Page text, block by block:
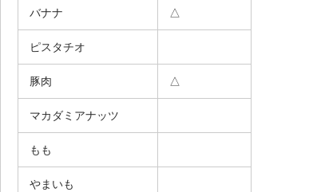
バナナ △
ピスタチオ
豚肉 △
マカダミアナッツ
もも
やまいも